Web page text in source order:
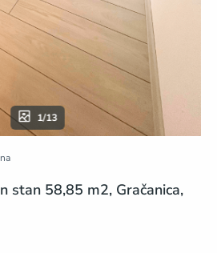
1/13
stan 58,85 m2, Gračanica,